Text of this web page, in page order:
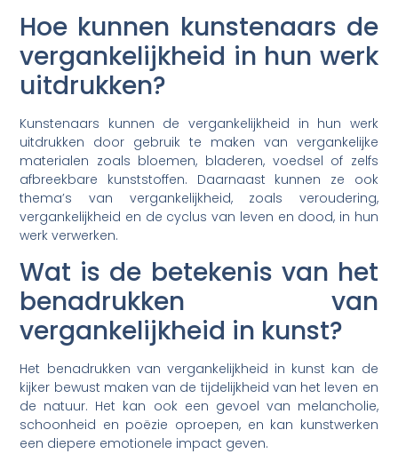
Hoe kunnen kunstenaars de
vergankelijkheid in hun werk
uitdrukken?
Kunstenaars kunnen de vergankelijkheid in hun werk
uitdrukken door gebruik te maken van vergankelijke
materialen zoals bloemen, bladeren, voedsel of zelfs
afbreekbare kunststoffen. Daarnaast kunnen ze ook
thema’s van vergankelijkheid, zoals veroudering,
vergankelijkheid en de cyclus van leven en dood, in hun
werk verwerken.
Wat is de betekenis van het
benadrukken van
vergankelijkheid in kunst?
Het benadrukken van vergankelijkheid in kunst kan de
kijker bewust maken van de tijdelijkheid van het leven en
de natuur. Het kan ook een gevoel van melancholie,
schoonheid en poëzie oproepen, en kan kunstwerken
een diepere emotionele impact geven.